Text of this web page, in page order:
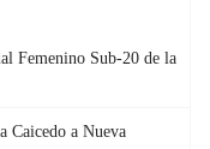
Femenino Sub-20 de la
Caicedo a Nueva